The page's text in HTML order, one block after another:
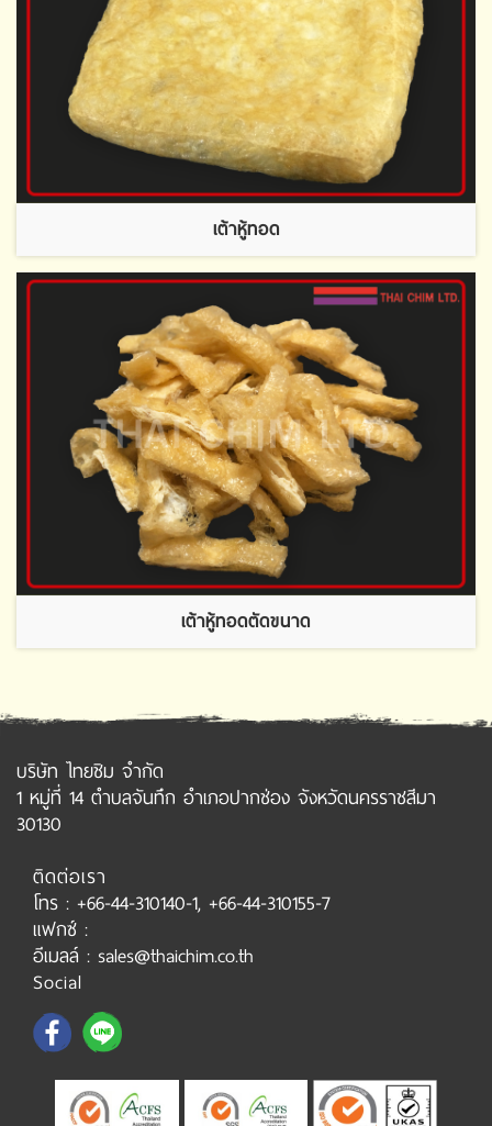
เต้าหู้ทอด
เต้าหู้ทอดตัดขนาด
บริษัท ไทยชิม จำกัด
1 หมู่ที่ 14 ตำบลจันทึก อำเภอปากช่อง จังหวัดนครราชสีมา
30130
ติดต่อเรา
โทร : +66-44-310140-1, +66-44-310155-7
แฟกซ์ :
อีเมลล์ : sales@thaichim.co.th
Social